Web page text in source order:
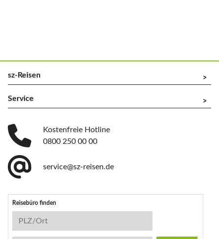
sz-Reisen ^
Service ^
Kostenfreie Hotline
0800 250 00 00
service@sz-reisen.de
Reisebüro finden
Reisebüro-Suche
PLZ/Ort